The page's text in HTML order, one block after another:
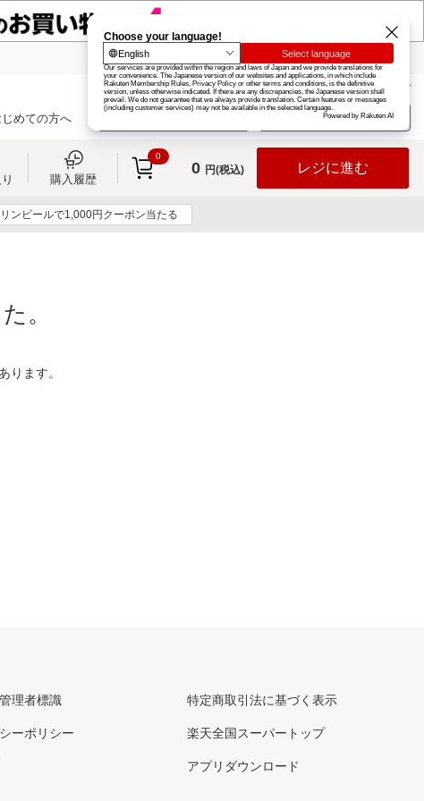
楽天グループ カード
お知らせ ヘルプ
じめての方へ ログイン
購入履歴
0
0 円(税込) レジに進む
ンビールで1,000円クーポン当たる
。
ります。
理者標識
ーポリシー
特定商取引法に基づく表示
楽天全国スーパートップ
アプリダウンロード